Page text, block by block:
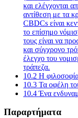
και ελέγχονται
αντίθεση με τα
CBDCs είναι
το επίσημο
τους είναι να
και σύγχρονο
έλεγχο του
τράπεζα.
10.2 Η
10.3 Τα οφέλη
10.4Ένα
Παραρτήματα